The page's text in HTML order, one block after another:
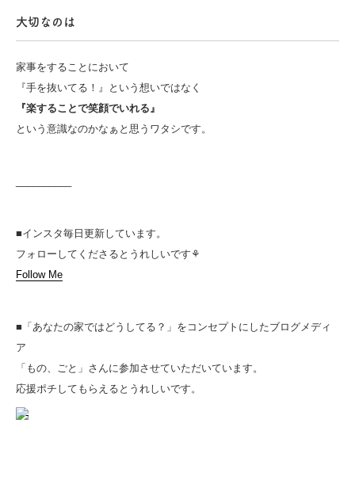
大切なのは
家事をすることにおいて
『手を抜いてる！』という想いではなく
『楽することで笑顔でいれる』
という意識なのかなぁと思うワタシです。
■インスタ毎日更新しています。
フォローしてくださるとうれしいです⚘
Follow Me
■「あなたの家ではどうしてる？」をコンセプトにしたブログメディ
ア
「もの、ごと」さんに参加させていただいています。
応援ポチしてもらえるとうれしいです。